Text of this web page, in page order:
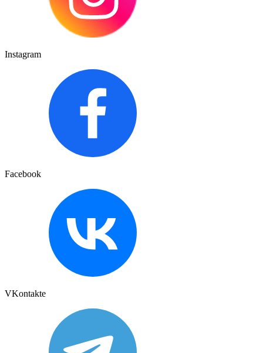
Instagram
Facebook
VKontakte